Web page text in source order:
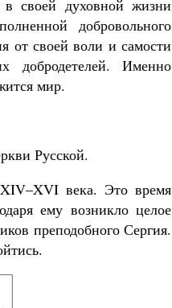
в своей духовной жизни
добровольного
от своей воли и самости
добродетелей. Именно
мир.
Русской.
XIV–XVI века. Это время
ему возникло целое
преподобного Сергия.